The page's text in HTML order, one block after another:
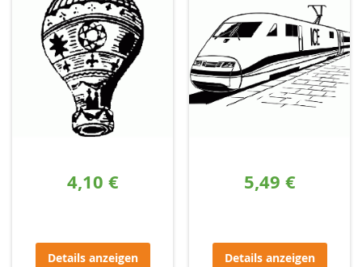
4,10 €
Details anzeigen
5,49 €
Details anzeigen